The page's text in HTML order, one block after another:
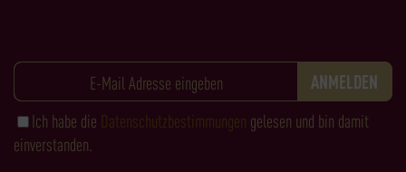
Ich habe die Datenschutzbestimmungen gelesen und bin damit
einverstanden.